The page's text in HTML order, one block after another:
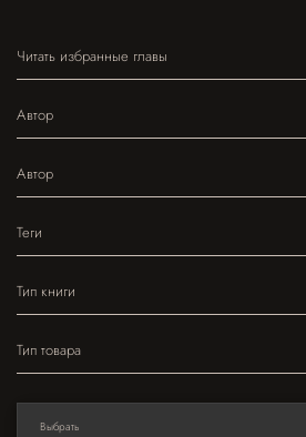
Читать избранные главы
Автор
Автор
Теги
Тип книги
Тип товара
Выбрать